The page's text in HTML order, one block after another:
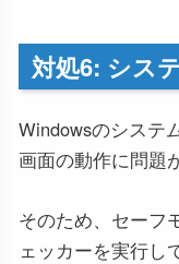
対処6: シス
Windowsのシステ
画面の動作に問題
そのため、セーフ
ェッカーを実行し